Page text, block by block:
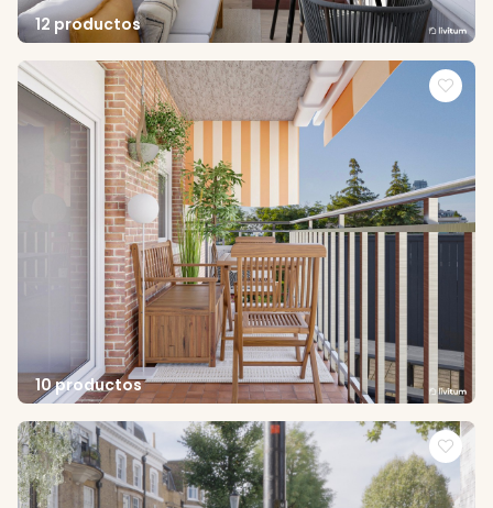
12 productos
10 productos